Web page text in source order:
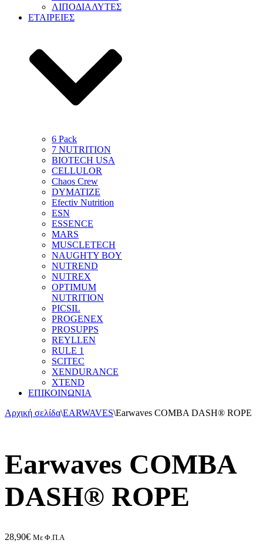
ΛΙΠΟΔΙΑΛΥΤΕΣ
ΕΤΑΙΡΕΙΕΣ
6 Pack
7 NUTRITION
BIOTECH USA
CELLULOR
Chaos Crew
DYMATIZE
Efectiv Nutrition
ESN
ESSENCE
MARS
MUSCLETECH
NAUGHTY BOY
NUTREND
NUTREX
OPTIMUM
NUTRITION
PICSIL
PROGENEX
PROSUPPS
REYLLEN
RULE 1
SCITEC
XENDURANCE
XTEND
ΕΠΙΚΟΙΝΩΝΙΑ
Αρχική σελίδα\EARWAVES\Earwaves COMBA DASH® ROPE
Earwaves COMBA
DASH® ROPE
28,90€ Με Φ.Π.Α